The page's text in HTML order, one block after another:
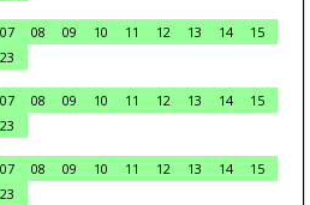
07 08 09 10 11 12 13 14
15
23
07 08 09 10 11 12 13 14
15
23
07 08 09 10 11 12 13 14
15
23